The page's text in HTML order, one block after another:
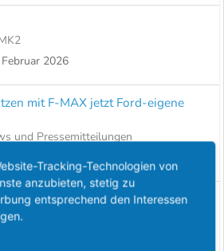
2026
mit F-MAX jetzt Ford-eigene
und Pressemitteilungen
19 März 2025
beim S-MAX Bj 2012 TDci 2,2
+ MK2
Tracking-Technologien von
anzubieten, stetig zu
entsprechend den Interessen